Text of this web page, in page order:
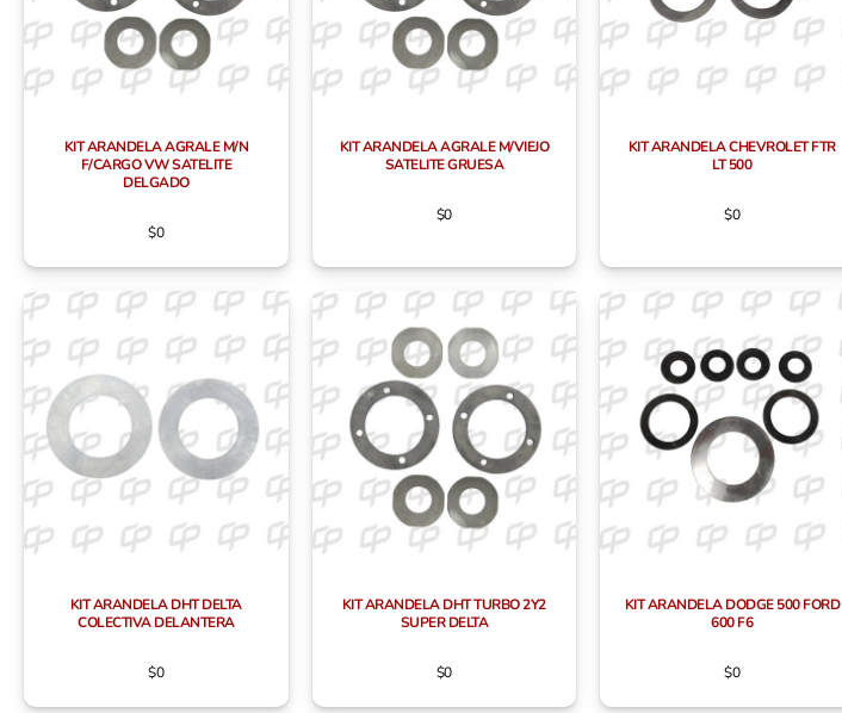
KIT ARANDELA AGRALE M/N
F/CARGO VW SATELITE
DELGADO
$0
KIT ARANDELA AGRALE M/VIEJO
SATELITE GRUESA
$0
KIT ARANDELA CHEVROLET FTR
LT 500
$0
KIT ARANDELA DHT DELTA
COLECTIVA DELANTERA
$0
KIT ARANDELA DHT TURBO 2Y2
SUPER DELTA
$0
KIT ARANDELA DODGE 500 FORD
600 F6
$0